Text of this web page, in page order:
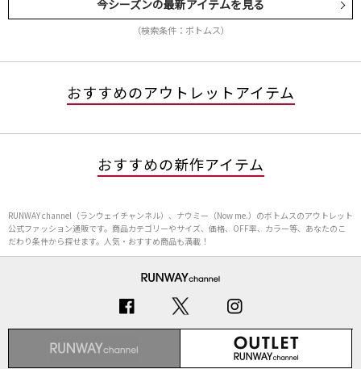
今シーズンの最新アイテムを見る
（検索条件：ボトムス）
おすすめのアウトレットアイテム
おすすめの新作アイテム
RUNWAY channel（ランウェイチャンネル）、ナウミー（Now me.）のボトムスのアウトレット
公式ファッション通販です。商品カテゴリーやサイズ、価格、OFF率、カラー等、あなたのこ
だわり条件から探せます。人気・おすすめ商品も満載！